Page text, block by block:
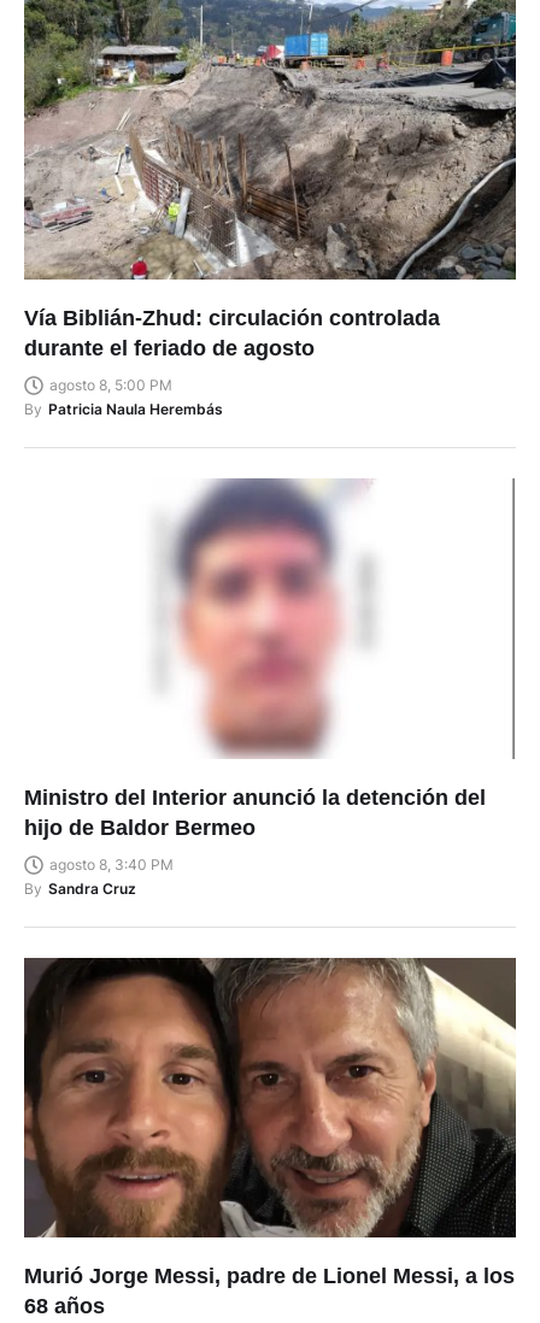
Vía Biblián-Zhud: circulación controlada
durante el feriado de agosto
agosto 8, 5:00 PM
By Patricia Naula Herembás
Ministro del Interior anunció la detención del
hijo de Baldor Bermeo
agosto 8, 3:40 PM
By Sandra Cruz
Murió Jorge Messi, padre de Lionel Messi, a los
68 años